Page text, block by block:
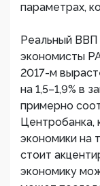
параметрах,
Реальный ВВП
экономисты
2017-м
на 1,5–1,9% в
примерно
Центробанка,
экономики на
стоит
экономику